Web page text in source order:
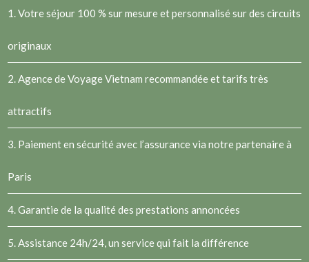
1. Votre séjour 100 % sur mesure et personnalisé sur des circuits
originaux
2.Agence de Voyage Vietnam recommandée et tarifs très
attractifs
3. Paiement en sécurité avec l’assurance via notre partenaire à
Paris
4. Garantie de la qualité des prestations annoncées
5. Assistance 24h/24, un service qui fait la différence